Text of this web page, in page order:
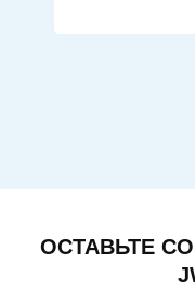
ОСТАВЬТЕ